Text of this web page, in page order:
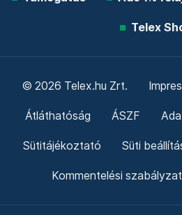
Telex
© 2026 Telex.hu Zrt.
Átláthatóság ÁSZF
Sütitájékoztató Süti
Kommentelési szabályzat